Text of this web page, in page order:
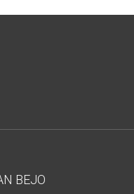
BEJO